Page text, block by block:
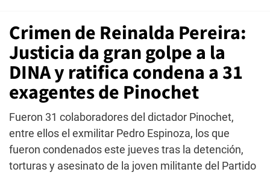
Crimen de Reinalda Pereira:
Justicia da gran golpe a la
DINA y ratifica condena a 31
exagentes de Pinochet
Fueron 31 colaboradores del dictador Pinochet,
entre ellos el exmilitar Pedro Espinoza, los que
fueron condenados este jueves tras la detención,
torturas y asesinato de la joven militante del Partido